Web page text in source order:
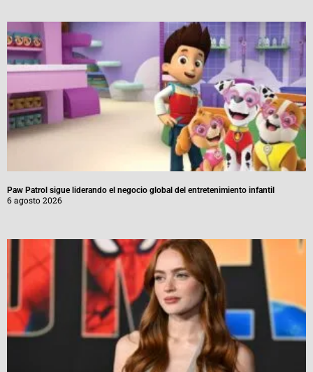
Paw Patrol sigue liderando el negocio global del entretenimiento infantil
6 agosto 2026